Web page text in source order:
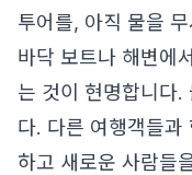
투어를, 아직 물을
바닥 보트나 해변에
는 것이 현명합니다.
다. 다른 여행객들과
하고 새로운 사람들